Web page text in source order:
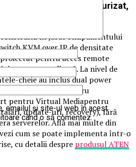
în proiect: acces securizat,
în jurul echipamentului
KVM over IP de densitate
pentru acces remote
centralizată. La nivel de
cheie au inclus dual power
de rețea Gigabit pentru
pentru Virtual Mediapentru
update-uri, recovery), fără
serverelor. Află mai multe din
cum se poate implementa într-o
cu detalii despre produsul ATEN
emailul și site-ul web în acest
când o să comentez.